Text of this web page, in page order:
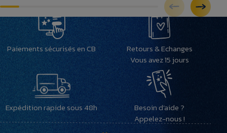
Paiements sécurisés en CB
Retours & Echanges
Vous avez 15 jours
Expédition rapide sous 48h
Besoin d’aide ?
Appelez-nous !